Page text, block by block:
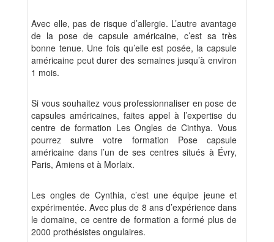
Avec elle, pas de risque d’allergie. L’autre avantage
de la pose de capsule américaine, c’est sa très
bonne tenue. Une fois qu’elle est posée, la capsule
américaine peut durer des semaines jusqu’à environ
1 mois.
Si vous souhaitez vous professionnaliser en pose de
capsules américaines, faites appel à l’expertise du
centre de formation Les Ongles de Cinthya. Vous
pourrez suivre votre formation Pose capsule
américaine dans l’un de ses centres situés à Évry,
Paris, Amiens et à Morlaix.
Les ongles de Cynthia, c’est une équipe jeune et
expérimentée. Avec plus de 8 ans d’expérience dans
le domaine, ce centre de formation a formé plus de
2000 prothésistes ongulaires.